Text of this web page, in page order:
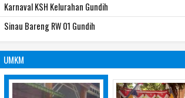
Karnaval KSH Kelurahan Gundih
Sinau Bareng RW 01 Gundih
UMKM